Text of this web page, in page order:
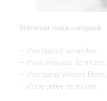
Entremet mure composé
– d’un biscuit amandes,
– d’une mousse de mûres,
– d’un spray velours blanc,
– d’une gelée de mûres.